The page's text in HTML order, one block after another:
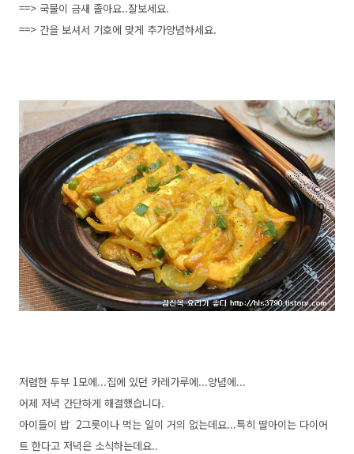
==> 국물이 금새 졸아요..잘보세요.
==> 간을 보셔서 기호에 맞게 추가양념하세요.
저렴한 두부 1모에...집에 있던 카레가루에...양념에...
어제 저녁 간단하게 해결했습니다.
아이들이 밥 2그릇이나 먹는 일이 거의 없는데요...특히 딸아이는 다이어
트 한다고 저녁은 소식하는데요..